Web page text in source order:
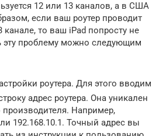
12 или 13 каналов, а в США
если ваш роутер проводит
канале, то ваш iPad попросту не
эту проблему можно следующим
роутера. Для этого вводим
адрес роутера. Она уникален
Например,
192.168.10.1. Точный адрес вы